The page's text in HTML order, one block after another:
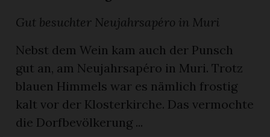
Gut besuchter Neujahrsapéro in Muri
Nebst dem Wein kam auch der Punsch
gut an, am Neujahrsapéro in Muri. Trotz
blauen Himmels war es nämlich frostig
kalt vor der Klosterkirche. Das vermochte
die Dorfbevölkerung ...